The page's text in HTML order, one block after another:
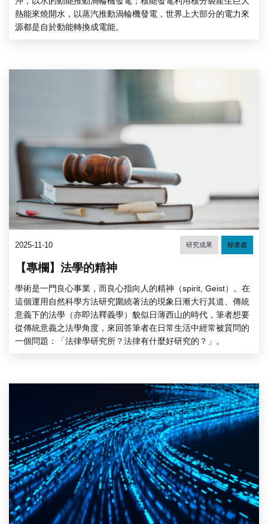
熱能來燒開水，以蒸汽推動渦輪機發電，世界上大部分的電力來
源都是自於動能轉換成電能。
2025-11-10 研究成果 秘書處
【專欄】法學的精神
學術是一門良心事業，而良心指向人的精神（spirit, Geist）。在
這個運用自然科學方法研究圍繞著法的現象日漸大行其道、傳統
意義下的法學（亦即法釋義學）貌似日薄西山的時代，筆者想要
從傳統意義之法學角度，來回答筆者在日常生活中經常被質問的
一個問題：「法律學研究所？法律有什麼好研究的？」。